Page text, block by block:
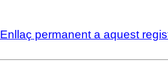
Enllaç permanent a aquest